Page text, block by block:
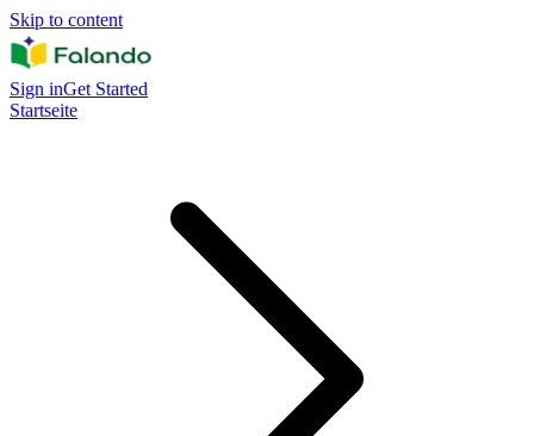
Skip to content
Sign inGet Started
Startseite